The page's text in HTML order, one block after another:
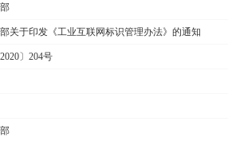
关于印发《工业互联网标识管理办法》的通知
〕204号